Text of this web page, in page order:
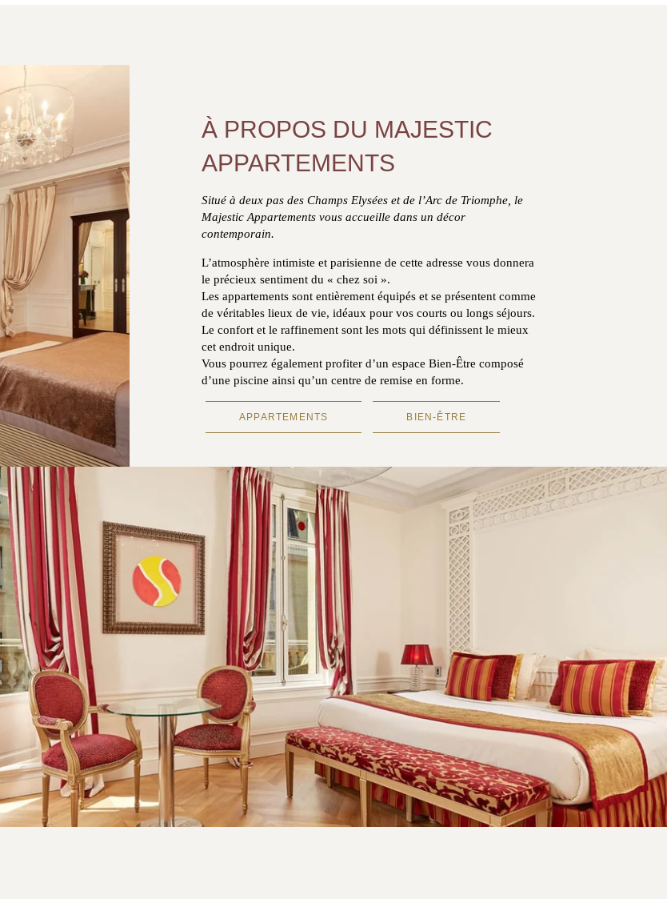
À PROPOS DU MAJESTIC
APPARTEMENTS
Situé à deux pas des Champs Elysées et de l’Arc de Triomphe, le
Majestic Appartements vous accueille dans un décor
contemporain.
L’atmosphère intimiste et parisienne de cette adresse vous donnera
le précieux sentiment du « chez soi ».
Les appartements sont entièrement équipés et se présentent comme
de véritables lieux de vie, idéaux pour vos courts ou longs séjours.
Le confort et le raffinement sont les mots qui définissent le mieux
cet endroit unique.
Vous pourrez également profiter d’un espace Bien-Être composé
d’une piscine ainsi qu’un centre de remise en forme.
APPARTEMENTS BIEN-ÊTRE